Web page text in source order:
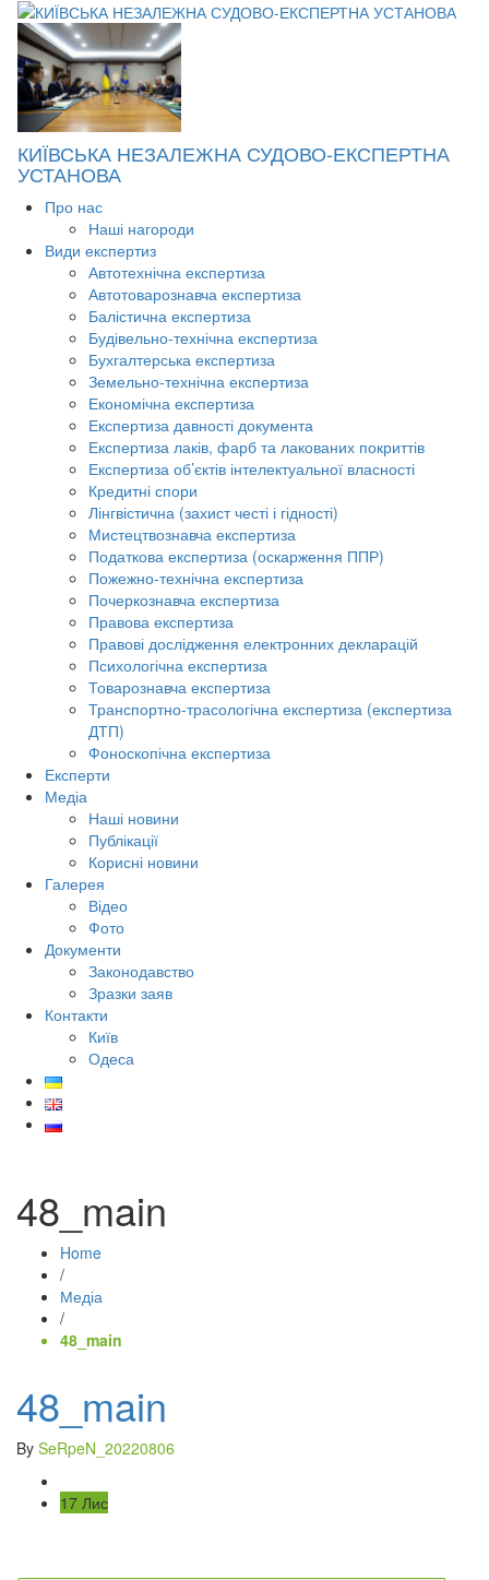
КИЇВСЬКА НЕЗАЛЕЖНА СУДОВО-ЕКСПЕРТНА
УСТАНОВА
Про нас
Наші нагороди
Види експертиз
Автотехнічна експертиза
Автотоварознавча експертиза
Балістична експертиза
Будівельно-технічна експертиза
Бухгалтерська експертиза
Земельно-технічна експертиза
Економічна експертиза
Експертиза давності документа
Експертиза лаків, фарб та лакованих покриттів
Експертиза об’єктів інтелектуальної власності
Кредитні спори
Лінгвістична (захист честі і гідності)
Мистецтвознавча експертиза
Податкова експертиза (оскарження ППР)
Пожежно-технічна експертиза
Почеркознавча експертиза
Правова експертиза
Правові дослідження електронних декларацій
Психологічна експертиза
Товарознавча експертиза
Транспортно-трасологічна експертиза (експертиза
ДТП)
Фоноскопічна експертиза
Експерти
Медіа
Наші новини
Публікації
Корисні новини
Галерея
Відео
Фото
Документи
Законодавство
Зразки заяв
Контакти
Київ
Одеса
48_main
Home
/
Медіа
/
48_main
48_main
By SeRpeN_20220806
17 Лис